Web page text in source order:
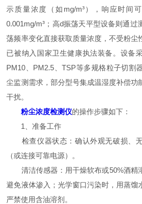
示质量浓度（如mg/m³），响应时间
0.001mg/m³；高d振荡天平型设备则通过
荡频率变化直接获取质量浓度，不受粉尘
已被纳入国家卫生健康执法装备。设备
PM10、PM2.5、TSP等多规格粒子切割
尘监测需求，部分型号集成温湿度补偿功
干扰。
粉尘浓度检测仪的操作步骤如下：
1、准备工作
检查仪器状态：确认外观无破损、无
（或连接可靠电源）。
清洁传感器：用干燥软布或50%酒精
避免液体渗入；光学窗口污染时，用蒸馏
严禁使用含油溶剂。